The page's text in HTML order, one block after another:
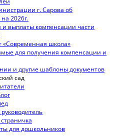
г. Сарова об
2026г.
и выплаты компенсации части
«Современная школа»
для получения компенсации и
и другие шаблоны документов
сад
для дошкольников